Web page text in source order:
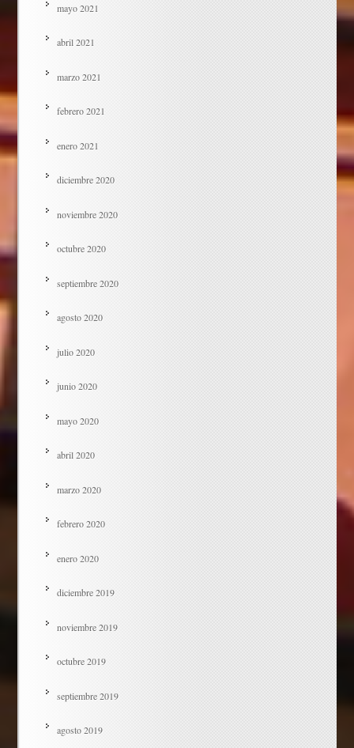
mayo 2021
abril 2021
marzo 2021
febrero 2021
enero 2021
diciembre 2020
noviembre 2020
octubre 2020
septiembre 2020
agosto 2020
julio 2020
junio 2020
mayo 2020
abril 2020
marzo 2020
febrero 2020
enero 2020
diciembre 2019
noviembre 2019
octubre 2019
septiembre 2019
agosto 2019